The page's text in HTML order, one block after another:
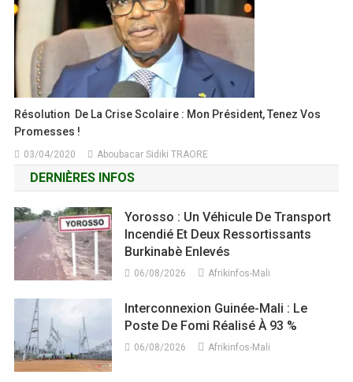
Résolution De La Crise Scolaire : Mon Président, Tenez Vos
Promesses !
03/04/2020 Aboubacar Sidiki TRAORE
DERNIÈRES INFOS
Yorosso : Un Véhicule De Transport
Incendié Et Deux Ressortissants
Burkinabè Enlevés
06/08/2026 Afrikinfos-Mali
Interconnexion Guinée-Mali : Le
Poste De Fomi Réalisé À 93 %
06/08/2026 Afrikinfos-Mali